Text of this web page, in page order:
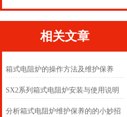
相关文章
箱式电阻炉的操作方法及维护保养
SX2系列箱式电阻炉安装与使用说明
分析箱式电阻炉维护保养的的小妙招